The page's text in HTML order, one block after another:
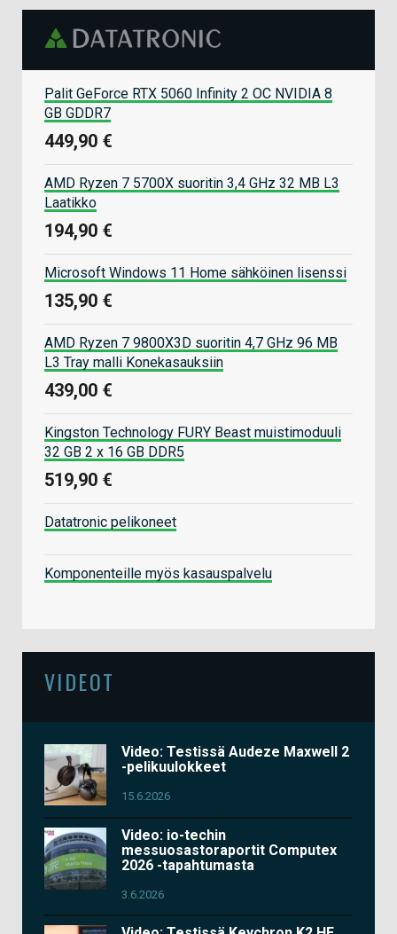
Palit GeForce RTX 5060 Infinity 2 OC NVIDIA 8
GB GDDR7
449,90 €
AMD Ryzen 7 5700X suoritin 3,4 GHz 32 MB L3
Laatikko
194,90 €
Microsoft Windows 11 Home sähköinen lisenssi
135,90 €
AMD Ryzen 7 9800X3D suoritin 4,7 GHz 96 MB
L3 Tray malli Konekasauksiin
439,00 €
Kingston Technology FURY Beast muistimoduuli
32 GB 2 x 16 GB DDR5
519,90 €
Datatronic pelikoneet
Komponenteille myös kasauspalvelu
VIDEOT
Video: Testissä Audeze Maxwell 2
-pelikuulokkeet
15.6.2026
Video: io-techin
messuosastoraportit Computex
2026 -tapahtumasta
3.6.2026